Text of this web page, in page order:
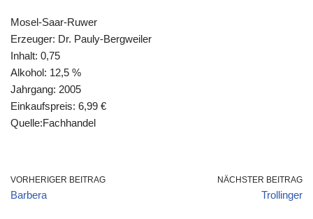
Mosel-Saar-Ruwer
Erzeuger: Dr. Pauly-Bergweiler
Inhalt: 0,75
Alkohol: 12,5 %
Jahrgang: 2005
Einkaufspreis: 6,99 €
Quelle:Fachhandel
VORHERIGER BEITRAG
Barbera
NÄCHSTER BEITRAG
Trollinger